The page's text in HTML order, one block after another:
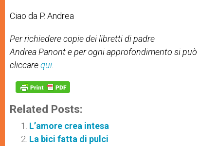
Ciao da P. Andrea
Per richiedere copie dei libretti di padre
Andrea Panont e per ogni approfondimento si può
cliccarequi
Related Posts:
L’amore crea intesa
La bici fatta di pulci